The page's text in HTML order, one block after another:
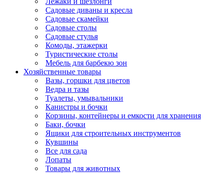
Садовые диваны и кресла
Садовые скамейки
Садовые столы
Садовые стулья
Комоды, этажерки
Туристические столы
Мебель для барбекю зон
Хозяйственные товары
Вазы, горшки для цветов
Ведра и тазы
Туалеты, умывальники
Канистры и бочки
Корзины, контейнеры и емкости для хранения
Баки, бочки
Ящики для строительных инструментов
Кувшины
Все для сада
Лопаты
Товары для животных